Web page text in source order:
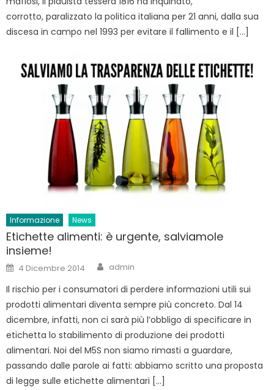
corrotto, paralizzato la politica italiana per 21 anni, dalla sua
discesa in campo nel 1993 per evitare il fallimento e il […]
Informazione News
Etichette alimenti: è urgente, salviamole
insieme!
Posted
on
4 Dicembre 2014 Author
admin
Il rischio per i consumatori di perdere informazioni utili sui
prodotti alimentari diventa sempre più concreto. Dal 14
dicembre, infatti, non ci sarà più l’obbligo di specificare in
etichetta lo stabilimento di produzione dei prodotti
alimentari. Noi del M5S non siamo rimasti a guardare,
passando dalle parole ai fatti: abbiamo scritto una proposta
di legge sulle etichette alimentari […]